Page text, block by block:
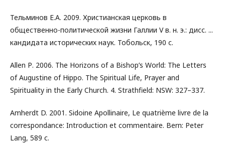
Тельминов Е.А. 2009. Христианская церковь в
общественно-политической жизни Галлии V в. н. э.: дисс. ...
кандидата исторических наук. Тобольск, 190 с.
Allen Р. 2006. The Horizons of a Bishop’s World: The Letters
of Augustine of Hippo. The Spiritual Life, Prayer and
Spirituality in the Early Church. 4. Strathfield: NSW: 327–337.
Amherdt D. 2001. Sidoine Apollinaire, Le quatrième livre de la
correspondance: Introduction et commentaire. Bern: Peter
Lang, 589 с.